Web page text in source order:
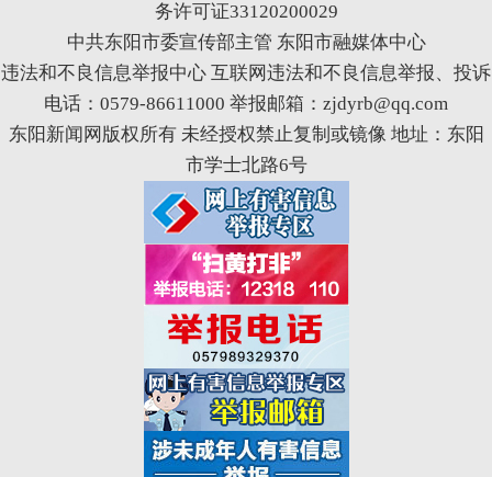
务许可证33120200029
中共东阳市委宣传部主管 东阳市融媒体中心
违法和不良信息举报中心 互联网违法和不良信息举报、投诉
电话：0579-86611000 举报邮箱：zjdyrb@qq.com
东阳新闻网版权所有 未经授权禁止复制或镜像 地址：东阳
市学士北路6号